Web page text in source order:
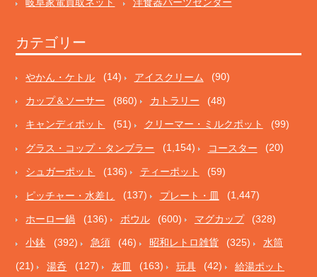
岐阜家電買取ネット 洋食器パーツセンター
カテゴリー
やかん・ケトル (14) アイスクリーム (90)
カップ＆ソーサー (860) カトラリー (48)
キャンディポット (51) クリーマー・ミルクポット (99)
グラス・コップ・タンブラー (1,154) コースター (20)
シュガーポット (136) ティーポット (59)
ピッチャー・水差し (137) プレート・皿 (1,447)
ホーロー鍋 (136) ボウル (600) マグカップ (328)
小鉢 (392) 急須 (46) 昭和レトロ雑貨 (325) 水筒
(21) 湯呑 (127) 灰皿 (163) 玩具 (42) 給湯ポット